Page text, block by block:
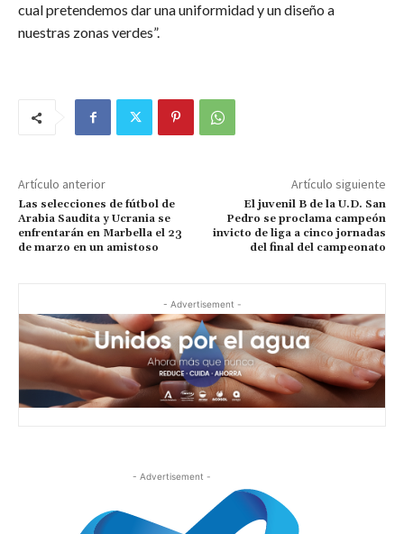
cual pretendemos dar una uniformidad y un diseño a
nuestras zonas verdes”.
Artículo anterior
Las selecciones de fútbol de
Arabia Saudita y Ucrania se
enfrentarán en Marbella el 23
de marzo en un amistoso
Artículo siguiente
El juvenil B de la U.D. San
Pedro se proclama campeón
invicto de liga a cinco jornadas
del final del campeonato
- Advertisement -
- Advertisement -